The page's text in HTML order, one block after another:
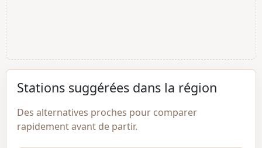
Stations suggérées dans la région
Des alternatives proches pour comparer
rapidement avant de partir.